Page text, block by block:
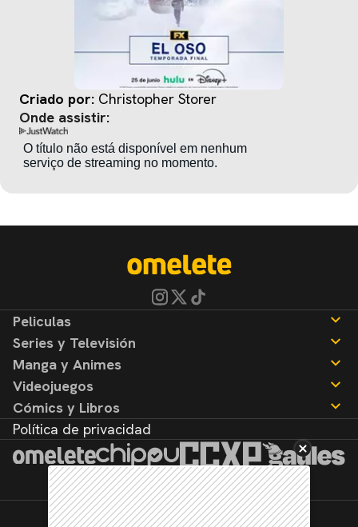
Criado por: Christopher Storer
Onde assistir:
Peliculas
Noticias
Reseñas
Series y Televisión
Noticias
Reseñas
Manga y Animes
Noticias
Reseñas
Videojuegos
Noticias
Reseñas
Cómics y Libros
Noticias
Reseñas
Política de privacidad